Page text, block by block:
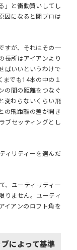
」と衝動買いしてし
因になる と関プロは
すが、それはその一
長所はアイアンより
ばいいというわけで
までも14本の中の１
の間の距離をつなぐ
変わらないくらい飛
の飛距離の差が開き
ブセッティングとし
ィリティーを選んだ
、ユーティリティー
りません。ユーティ
イアンのロフト角を
によって基準